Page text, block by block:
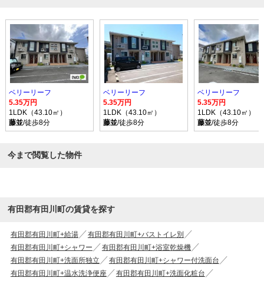
ベリーリーフ
5.35万円
1LDK（43.10㎡）
藤並/徒歩8分
ベリーリーフ
5.35万円
1LDK（43.10㎡）
藤並/徒歩8分
ベリーリーフ
5.35万円
1LDK（43.10㎡）
藤並/徒歩8分
今まで閲覧した物件
有田郡有田川町の賃貸を探す
有田郡有田川町+給湯
有田郡有田川町+バストイレ別
有田郡有田川町+シャワー
有田郡有田川町+浴室乾燥機
有田郡有田川町+洗面所独立
有田郡有田川町+シャワー付洗面台
有田郡有田川町+温水洗浄便座
有田郡有田川町+洗面化粧台